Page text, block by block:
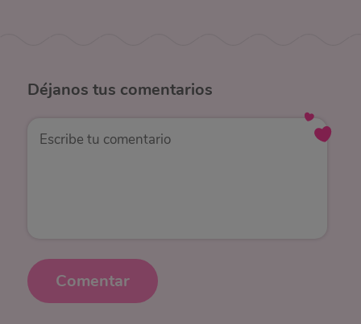
Déjanos tus comentarios
Comentar